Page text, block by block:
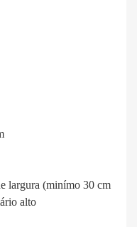
largura (minímo 30 cm
alto